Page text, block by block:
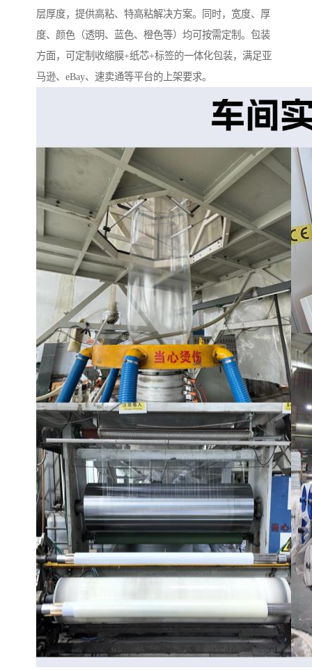
层厚度，提供高粘、特高粘解决方案。同时，宽度、厚
度、颜色（透明、蓝色、橙色等）均可按需定制。包装
方面，可定制收缩膜+纸芯+标签的一体化包装，满足亚
马逊、eBay、速卖通等平台的上架要求。